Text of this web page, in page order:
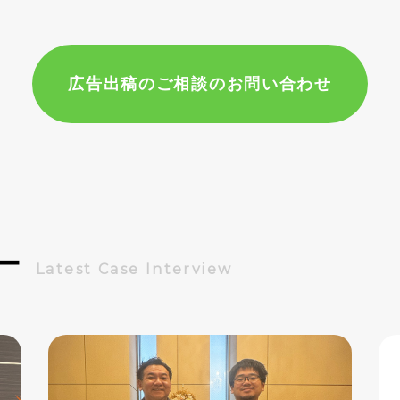
広告出稿のご相談のお問い合わせ
Latest Case Interview